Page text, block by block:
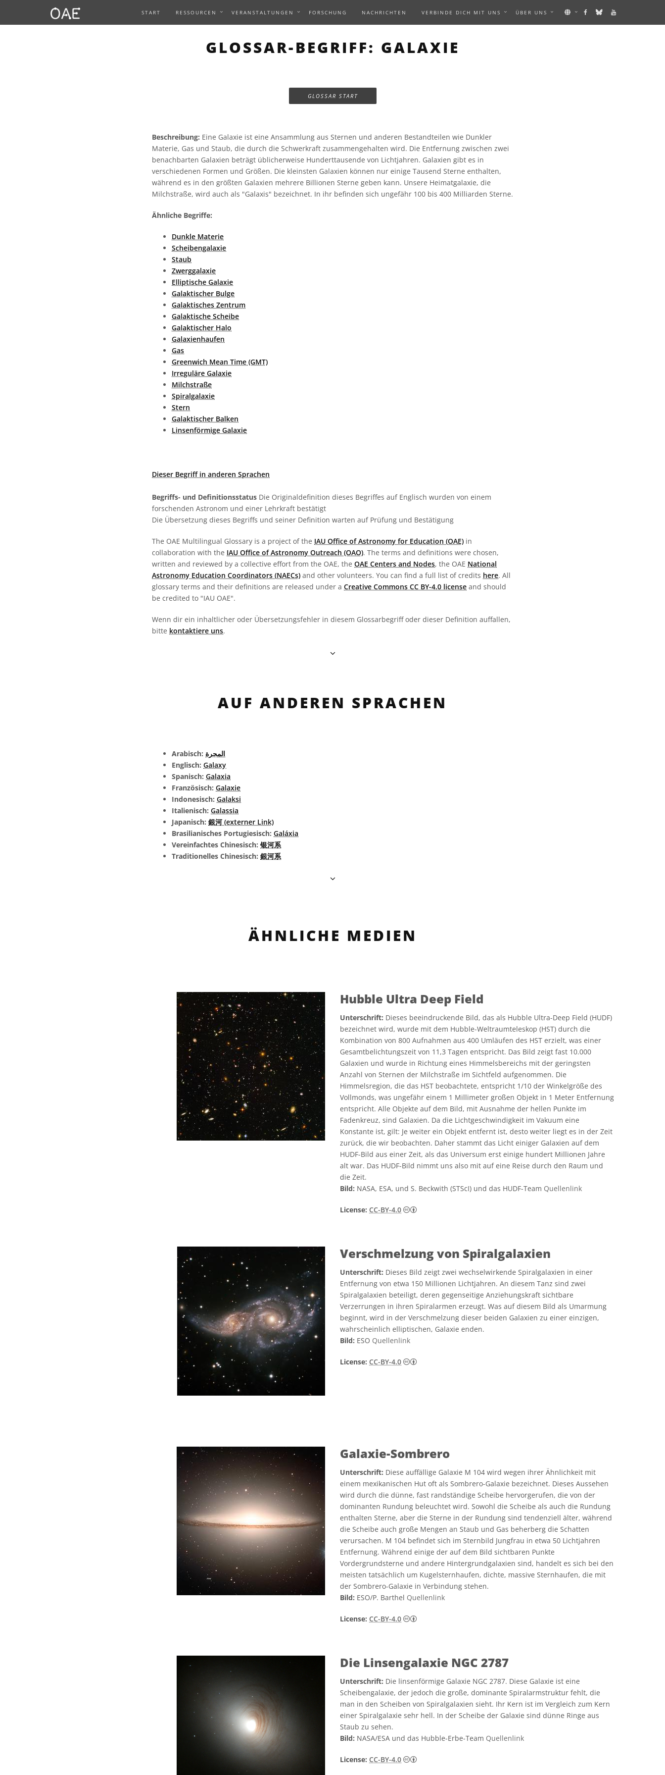
START RESSOURCEN VERANSTALTUNGEN FORSCHUNG NACHRICHTEN VERBINDE DICH MIT UNS ÜBER UNS
GLOSSAR-BEGRIFF: GALAXIE
GLOSSAR START
Beschreibung: Eine Galaxie ist eine Ansammlung aus Sternen und anderen Bestandteilen wie Dunkler
Materie, Gas und Staub, die durch die Schwerkraft zusammengehalten wird. Die Entfernung zwischen zwei
benachbarten Galaxien beträgt üblicherweise Hunderttausende von Lichtjahren. Galaxien gibt es in
verschiedenen Formen und Größen. Die kleinsten Galaxien können nur einige Tausend Sterne enthalten,
während es in den größten Galaxien mehrere Billionen Sterne geben kann. Unsere Heimatgalaxie, die
Milchstraße, wird auch als "Galaxis" bezeichnet. In ihr befinden sich ungefähr 100 bis 400 Milliarden Sterne.
Ähnliche Begriffe:
Dunkle Materie
Scheibengalaxie
Staub
Zwerggalaxie
Elliptische Galaxie
Galaktischer Bulge
Galaktisches Zentrum
Galaktische Scheibe
Galaktischer Halo
Galaxienhaufen
Gas
Greenwich Mean Time (GMT)
Irreguläre Galaxie
Milchstraße
Spiralgalaxie
Stern
Galaktischer Balken
Linsenförmige Galaxie
Dieser Begriff in anderen Sprachen
Begriffs- und Definitionsstatus Die Originaldefinition dieses Begriffes auf Englisch wurden von einem
forschenden Astronom und einer Lehrkraft bestätigt
Die Übersetzung dieses Begriffs und seiner Definition warten auf Prüfung und Bestätigung
The OAE Multilingual Glossary is a project of the IAU Office of Astronomy for Education (OAE) in
collaboration with the IAU Office of Astronomy Outreach (OAO). The terms and definitions were chosen,
written and reviewed by a collective effort from the OAE, the OAE Centers and Nodes, the OAE National
Astronomy Education Coordinators (NAECs) and other volunteers. You can find a full list of credits here. All
glossary terms and their definitions are released under a Creative Commons CC BY-4.0 license and should
be credited to "IAU OAE".
Wenn dir ein inhaltlicher oder Übersetzungsfehler in diesem Glossarbegriff oder dieser Definition auffallen,
bitte kontaktiere uns.
AUF ANDEREN SPRACHEN
Arabisch: المجرة
Englisch: Galaxy
Spanisch: Galaxia
Französisch: Galaxie
Indonesisch: Galaksi
Italienisch: Galassia
Japanisch: 銀河 (externer Link)
Brasilianisches Portugiesisch: Galáxia
Vereinfachtes Chinesisch: 银河系
Traditionelles Chinesisch: 銀河系
ÄHNLICHE MEDIEN
Hubble Ultra Deep Field
Unterschrift: Dieses beeindruckende Bild, das als Hubble Ultra-Deep Field (HUDF)
bezeichnet wird, wurde mit dem Hubble-Weltraumteleskop (HST) durch die
Kombination von 800 Aufnahmen aus 400 Umläufen des HST erzielt, was einer
Gesamtbelichtungszeit von 11,3 Tagen entspricht. Das Bild zeigt fast 10.000
Galaxien und wurde in Richtung eines Himmelsbereichs mit der geringsten
Anzahl von Sternen der Milchstraße im Sichtfeld aufgenommen. Die
Himmelsregion, die das HST beobachtete, entspricht 1/10 der Winkelgröße des
Vollmonds, was ungefähr einem 1 Millimeter großen Objekt in 1 Meter Entfernung
entspricht. Alle Objekte auf dem Bild, mit Ausnahme der hellen Punkte im
Fadenkreuz, sind Galaxien. Da die Lichtgeschwindigkeit im Vakuum eine
Konstante ist, gilt: Je weiter ein Objekt entfernt ist, desto weiter liegt es in der Zeit
zurück, die wir beobachten. Daher stammt das Licht einiger Galaxien auf dem
HUDF-Bild aus einer Zeit, als das Universum erst einige hundert Millionen Jahre
alt war. Das HUDF-Bild nimmt uns also mit auf eine Reise durch den Raum und
die Zeit.
Bild: NASA, ESA, und S. Beckwith (STScI) und das HUDF-Team Quellenlink
License: CC-BY-4.0 Creative Commons Namensnennung 4.0 International (CC BY 4.0) Symbole
Verschmelzung von Spiralgalaxien
Unterschrift: Dieses Bild zeigt zwei wechselwirkende Spiralgalaxien in einer
Entfernung von etwa 150 Millionen Lichtjahren. An diesem Tanz sind zwei
Spiralgalaxien beteiligt, deren gegenseitige Anziehungskraft sichtbare
Verzerrungen in ihren Spiralarmen erzeugt. Was auf diesem Bild als Umarmung
beginnt, wird in der Verschmelzung dieser beiden Galaxien zu einer einzigen,
wahrscheinlich elliptischen, Galaxie enden.
Bild: ESO Quellenlink
License: CC-BY-4.0 Creative Commons Namensnennung 4.0 International (CC BY 4.0) Symbole
Galaxie-Sombrero
Unterschrift: Diese auffällige Galaxie M 104 wird wegen ihrer Ähnlichkeit mit
einem mexikanischen Hut oft als Sombrero-Galaxie bezeichnet. Dieses Aussehen
wird durch die dünne, fast randständige Scheibe hervorgerufen, die von der
dominanten Rundung beleuchtet wird. Sowohl die Scheibe als auch die Rundung
enthalten Sterne, aber die Sterne in der Rundung sind tendenziell älter, während
die Scheibe auch große Mengen an Staub und Gas beherberg die Schatten
verursachen. M 104 befindet sich im Sternbild Jungfrau in etwa 50 Lichtjahren
Entfernung. Während einige der auf dem Bild sichtbaren Punkte
Vordergrundsterne und andere Hintergrundgalaxien sind, handelt es sich bei den
meisten tatsächlich um Kugelsternhaufen, dichte, massive Sternhaufen, die mit
der Sombrero-Galaxie in Verbindung stehen.
Bild: ESO/P. Barthel Quellenlink
License: CC-BY-4.0 Creative Commons Namensnennung 4.0 International (CC BY 4.0) Symbole
Die Linsengalaxie NGC 2787
Unterschrift: Die linsenförmige Galaxie NGC 2787. Diese Galaxie ist eine
Scheibengalaxie, der jedoch die große, dominante Spiralarmstruktur fehlt, die
man in den Scheiben von Spiralgalaxien sieht. Ihr Kern ist im Vergleich zum Kern
einer Spiralgalaxie sehr hell. In der Scheibe der Galaxie sind dünne Ringe aus
Staub zu sehen.
Bild: NASA/ESA und das Hubble-Erbe-Team Quellenlink
License: CC-BY-4.0 Creative Commons Namensnennung 4.0 International (CC BY 4.0) Symbole